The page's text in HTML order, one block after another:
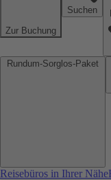
Zur Buchung
Suchen
Reisebüros in Ihrer Nähe